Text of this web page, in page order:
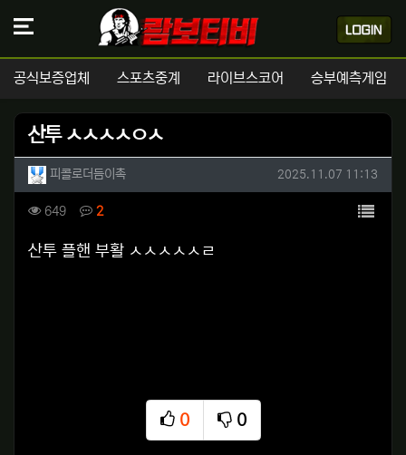
공식보증업체 스포츠중계 라이브스코어 승부예측게임
산투 ㅅㅅㅅㅅㅇㅅ
작성자 정보
피콜로더듬이촉작성 작성일
2025.11.07 11:13
컨텐츠 정보
649조회 2댓글 목록
본문
산투 플핸 부활 ㅅㅅㅅㅅㅅㄹ
0
추천
0
비추천